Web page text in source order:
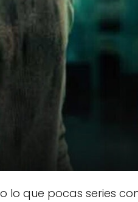
lo que pocas series